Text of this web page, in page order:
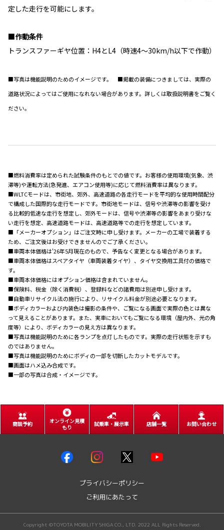
定した走行を可能にします。
■作動条件
トランスファーギヤ位置：H4とL4（時速4～30km/h以下で作動）
■写真は機能説明のためのイメージです。 ■掲載の装備につきましては、実際の
道路状況によってはご使用になれない場合があります。詳しくは取扱説明書をご覧く
ださい。
■燃料消費率は定められた試験条件のもとでの値です。お客様の使用環境(気象、渋
滞等)や運転方法(急発進、エアコン使用等)に応じて燃料消費率は異なります。
■WLTCモードは、市街地、郊外、高速道路の各走行モードを平均的な使用時間配分
で構成した国際的な走行モードです。市街地モードは、信号や渋滞等の影響を受け
る比較的低速な走行を想定し、郊外モードは、信号や渋滞等の影響をあまり受けな
い走行を想定、高速道路モードは、高速道路等での走行を想定しています。
■「メーカーオプション」はご注文時に申し受けます。メーカーの工場で装着する
ため、ご注文後はお受けできませんのでご了承ください。
■車両本体価格は'26年5月現在のもので、予告なく変更となる場合があります。
■車両本体価格はスペアタイヤ（車両装着タイヤ）、タイヤ交換用工具付の価格で
す。
■車両本体価格にはオプション価格は含まれていません。
■保険料、税金（除く消費税）、登録料などの諸費用は別途申し受けます。
■自動車リサイクル法の施行により、リサイクル料金が別途必要となります。
■ボディカラーおよび内装色は撮影の条件や、ご覧になる画面で実際の色とは異な
って見えることがあります。また、実車においてもご覧になる環境（屋内外、光の角
度等）により、ボディカラーの見え方は異なります。
■写真は機能説明のために各ランプを点灯したものです。実際の走行状態を示すも
のではありません。
■写真は機能説明のためにボディの一部を切断したカットモデルです。
■画面はハメ込み合成です。
■一部の写真は合成・イメージです。
商談予約
オンライン見積
もり
試乗車・展示車 店舗一覧 お問い合わせ
プライバシーポリシー
ご利用にあたって
Copyright ©TOYOTA MOBILITY SHIGA CO., LTD. 2022 ALL Rights Reserved.